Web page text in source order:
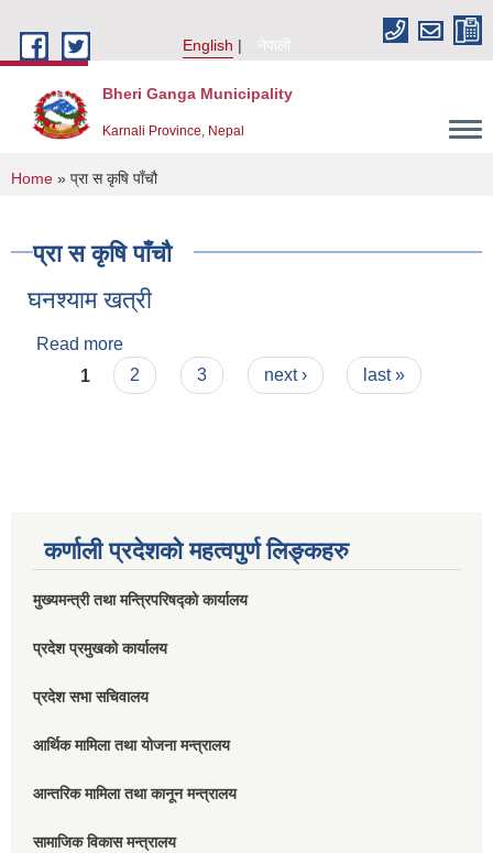
English
नेपाली
Bheri Ganga Municipality
Karnali Province, Nepal
You are here
Home » प्रा स कृषि पाँचौ
प्रा स कृषि पाँचौ
घनश्याम खत्री
Read more
Pages
1 2 3 next › last »
कर्णाली प्रदेशको महत्वपुर्ण लिङ्कहरु
मुख्यमन्त्री तथा मन्त्रिपरिषद्को कार्यालय
प्रदेश प्रमुखको कार्यालय
प्रदेश सभा सचिवालय
आर्थिक मामिला तथा योजना मन्त्रालय
आन्तरिक मामिला तथा कानून मन्त्रालय
सामाजिक विकास मन्त्रालय